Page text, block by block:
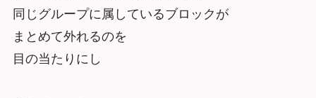
同じグループに属しているブロックが
まとめて外れるのを
目の当たりにし